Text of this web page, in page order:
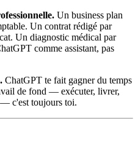
Un business plan
Un contrat rédigé par
Un diagnostic médical par
comme assistant, pas
ChatGPT te fait gagner du temps
de fond — exécuter, livrer,
— c'est toujours toi.